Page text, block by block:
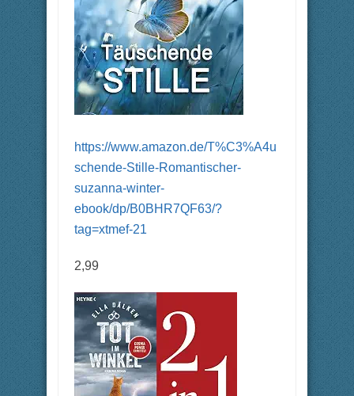
https://www.amazon.de/T%C3%A4u
schende-Stille-Romantischer-
suzanna-winter-
ebook/dp/B0BHR7QF63/?
tag=xtmef-21
2,99